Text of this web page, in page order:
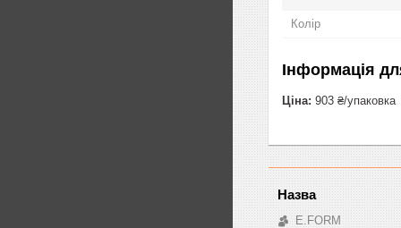
Колір
Інформація
Ціна: 903 ₴/упаковка
E.FORM